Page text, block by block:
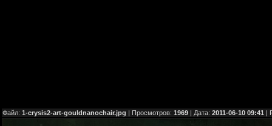
Файл: 1-crysis2-art-gouldnanochair.jpg | Просмотров: 1969 | Дата: 2011-06-10 09:41 |